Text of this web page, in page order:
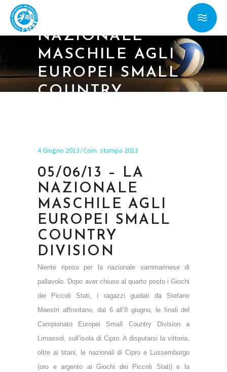
05/06/13 – LA
NAZIONALE
MASCHILE AGLI
EUROPEI SMALL
COUNTRY
4 Giugno 2013 Com. stampa 2013
05/06/13 – LA
NAZIONALE
MASCHILE AGLI
EUROPEI SMALL
COUNTRY
DIVISION
Niente riposo per la nazionale sammarinese di
pallavolo. Dopo aver chiuso al quarto posto i Giochi
dei Piccoli Stati, i ragazzi guidati da Stefano
Maestri affrontano, dal 6 all’8 giugno, le finali del
Campionato Europei Small Country Division a
Limassol, sull’isola di Cipro. A disputarsi la vittoria,
oltre ai titani, le nazionali di Cipro e Lussemburgo
(oro e argento ai Giochi dei Piccoli Stati) e la